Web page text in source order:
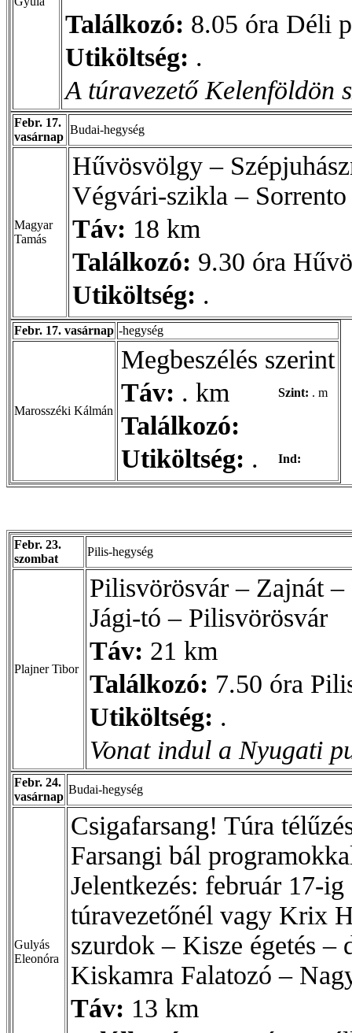
Találkozó: 8.05 óra Déli
Utiköltség: .
A túravezető Kelenföldön
Febr. 17.
vasárnap
Budai-hegység
Magyar
Tamás
Hűvösvölgy –
Végvári-szikla –
Táv: 18 km
Találkozó: 9.30 óra
Utiköltség: .
Febr. 17. vasárnap -hegység
Marosszéki Kálmán
Megbeszélés szerint
Táv: . km Szint: . m
Találkozó:
Utiköltség: . Ind:
Febr. 23.
szombat
Pilis-hegység
Plajner Tibor
Pilisvörösvár – Zajnát
Jági-tó – Pilisvörösvár
Táv: 21 km
Találkozó: 7.50 óra
Utiköltség: .
Vonat indul a Nyugati
Febr. 24.
vasárnap
Budai-hegység
Gulyás
Eleonóra
Csigafarsang! Túra
Farsangi bál
Jelentkezés: február 17-
túravezetőnél vagy Krix
szurdok – Kisze égetés
Kiskamra Falatozó –
Táv: 13 km